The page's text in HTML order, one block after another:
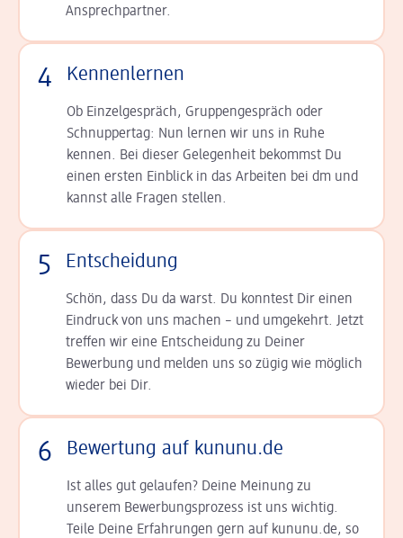
Ansprechpartner.
4 Kennenlernen
Ob Einzelgespräch, Grup­pen­gespräch oder
Schnup­per­tag: Nun lernen wir uns in Ruhe
kennen. Bei dieser Gelegenheit bekommst Du
einen ersten Einblick in das Arbeiten bei dm und
kannst alle Fragen stellen.
5 Entscheidung
Schön, dass Du da warst. Du konntest Dir einen
Ein­druck von uns machen – und umgekehrt. Jetzt
tref­fen wir eine Entscheidung zu Deiner
Bewerbung und melden uns so zügig wie möglich
wieder bei Dir.
6 Bewertung auf kununu.de
Ist alles gut gelaufen? Deine Meinung zu
unserem Bewerbungsprozess ist uns wichtig.
Teile Deine Erfahrungen gern auf kununu.de, so